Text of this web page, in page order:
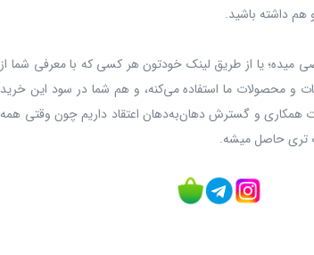
داشته باشید.
میده؛ یا از طریق لینک خودتون هر کسی که با معرفی شما از
و محصولات ما استفاده می‌کنه، و هم شما در سود این خرید
همکاری و گسترش دهان‌به‌دهان اعتقاد داریم چون وقتی همه
تری حاصل میشه.